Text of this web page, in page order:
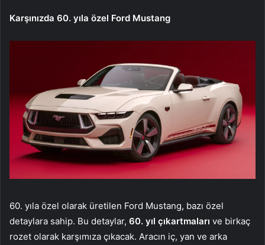
Karşınızda 60. yıla özel Ford Mustang
60. yıla özel olarak üretilen Ford Mustang, bazı özel
detaylara sahip. Bu detaylar, 60. yıl çıkartmaları ve birkaç
rozet olarak karşımıza çıkacak. Aracın iç, yan ve arka